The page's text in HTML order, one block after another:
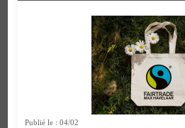
Publié le : 04/02